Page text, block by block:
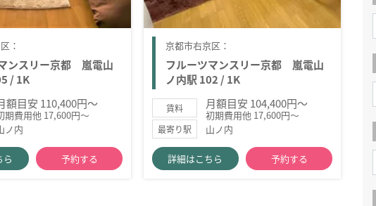
：
ンスリー京都 嵐電山
/ 1K
額目安 110,400円～
期費用他 17,600円～
ノ内
ら 予約する
京都市右京区：
フルーツマンスリー京都 嵐電山
ノ内駅 102 / 1K
賃料 月額目安 104,400円～
初期費用他 17,600円～
最寄り駅 山ノ内
詳細はこちら 予約する